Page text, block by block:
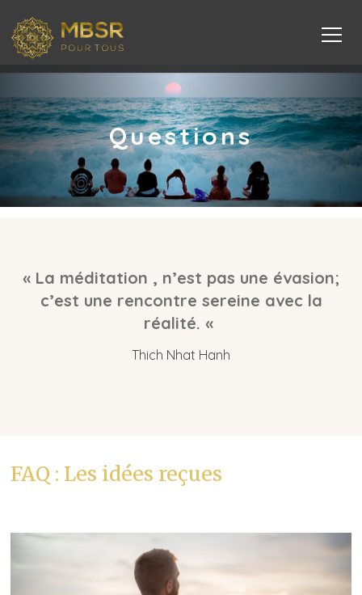
Questions
« La méditation , n’est pas une évasion;
c’est une rencontre sereine avec la
réalité. «
Thich Nhat Hanh
FAQ : Les idées reçues